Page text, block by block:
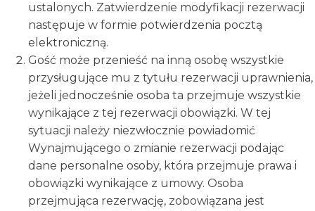
ustalonych. Zatwierdzenie modyfikacji rezerwacji
następuje w formie potwierdzenia pocztą
elektroniczną.
Gość może przenieść na inną osobę wszystkie
przysługujące mu z tytułu rezerwacji uprawnienia,
jeżeli jednocześnie osoba ta przejmuje wszystkie
wynikające z tej rezerwacji obowiązki. W tej
sytuacji należy niezwłocznie powiadomić
Wynajmującego o zmianie rezerwacji podając
dane personalne osoby, która przejmuje prawa i
obowiązki wynikające z umowy. Osoba
przejmująca rezerwację, zobowiązana jest